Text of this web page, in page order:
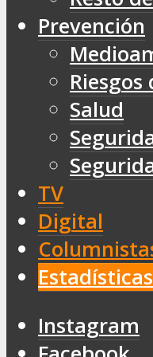
Prevención
Salud
TV
Digital
Estadísticas
Instagram